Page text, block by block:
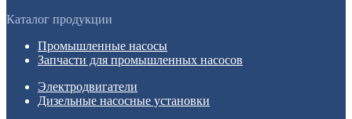
Каталог продукции
Промышленные насосы
Запчасти для промышленных насосов
Электродвигатели
Дизельные насосные установки